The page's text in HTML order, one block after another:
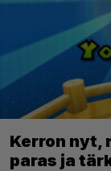
Kerron nyt,
paras ja